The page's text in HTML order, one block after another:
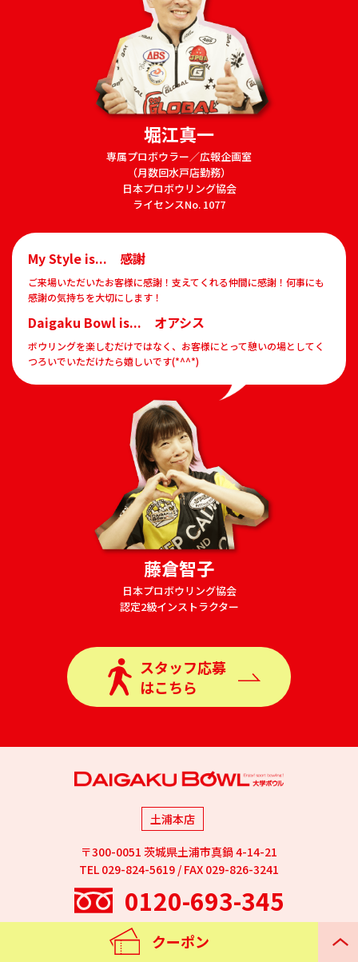
堀江真一
専属プロボウラー／広報企画室
（月数回水戸店勤務）
日本プロボウリング協会
ライセンスNo. 1077
My Style is... 感謝
ご来場いただいたお客様に感謝！支えてくれる仲間に感謝！何事にも
感謝の気持ちを大切にします！
Daigaku Bowl is... オアシス
ボウリングを楽しむだけではなく、お客様にとって憩いの場としてく
つろいでいただけたら嬉しいです(*^^*)
藤倉智子
日本プロボウリング協会
認定2級インストラクター
スタッフ応募
はこちら
土浦本店
〒300-0051 茨城県土浦市真鍋 4-14-21
TEL 029-824-5619 / FAX 029-826-3241
0120-693-345
Facebook Twitter
クーポン